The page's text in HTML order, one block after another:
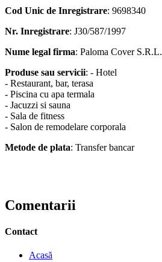
Cod Unic de Inregistrare: 9698340
Nr. Inregistrare: J30/587/1997
Nume legal firma: Paloma Cover S.R.L.
Produse sau servicii: - Hotel
- Restaurant, bar, terasa
- Piscina cu apa termala
- Jacuzzi si sauna
- Sala de fitness
- Salon de remodelare corporala
Metode de plata: Transfer bancar
Comentarii
Contact
Acasă